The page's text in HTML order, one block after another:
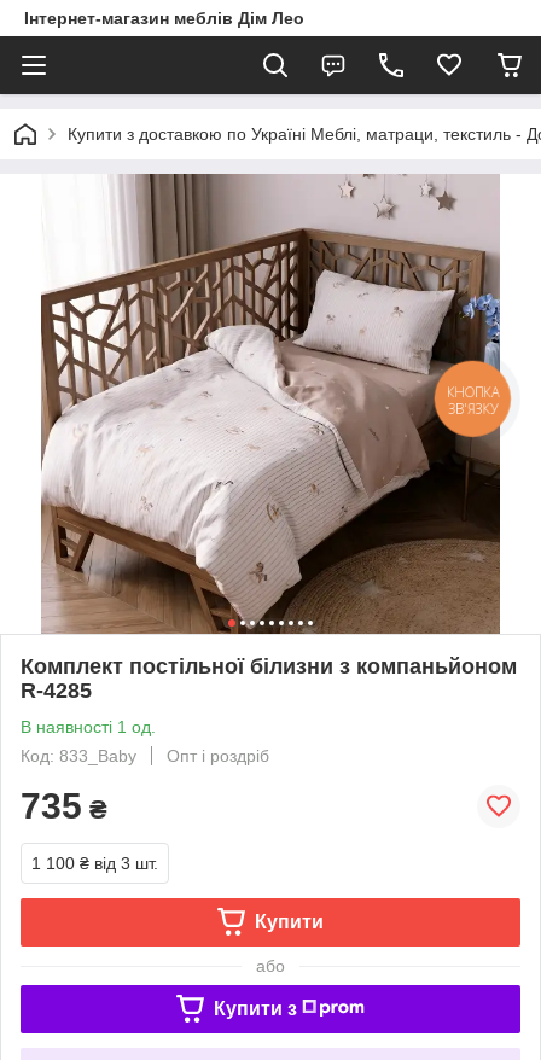
Інтернет-магазин меблів Дім Лео
Купити з доставкою по Україні Меблі, матраци, текстиль -
Комплект постільної білизни з компаньйоном
R-4285
В наявності 1 од.
Код: 833_Baby
Опт і роздріб
735 ₴
1 100 ₴ від 3 шт.
Купити
або
Купити з
КНОПКА
ЗВ'ЯЗКУ